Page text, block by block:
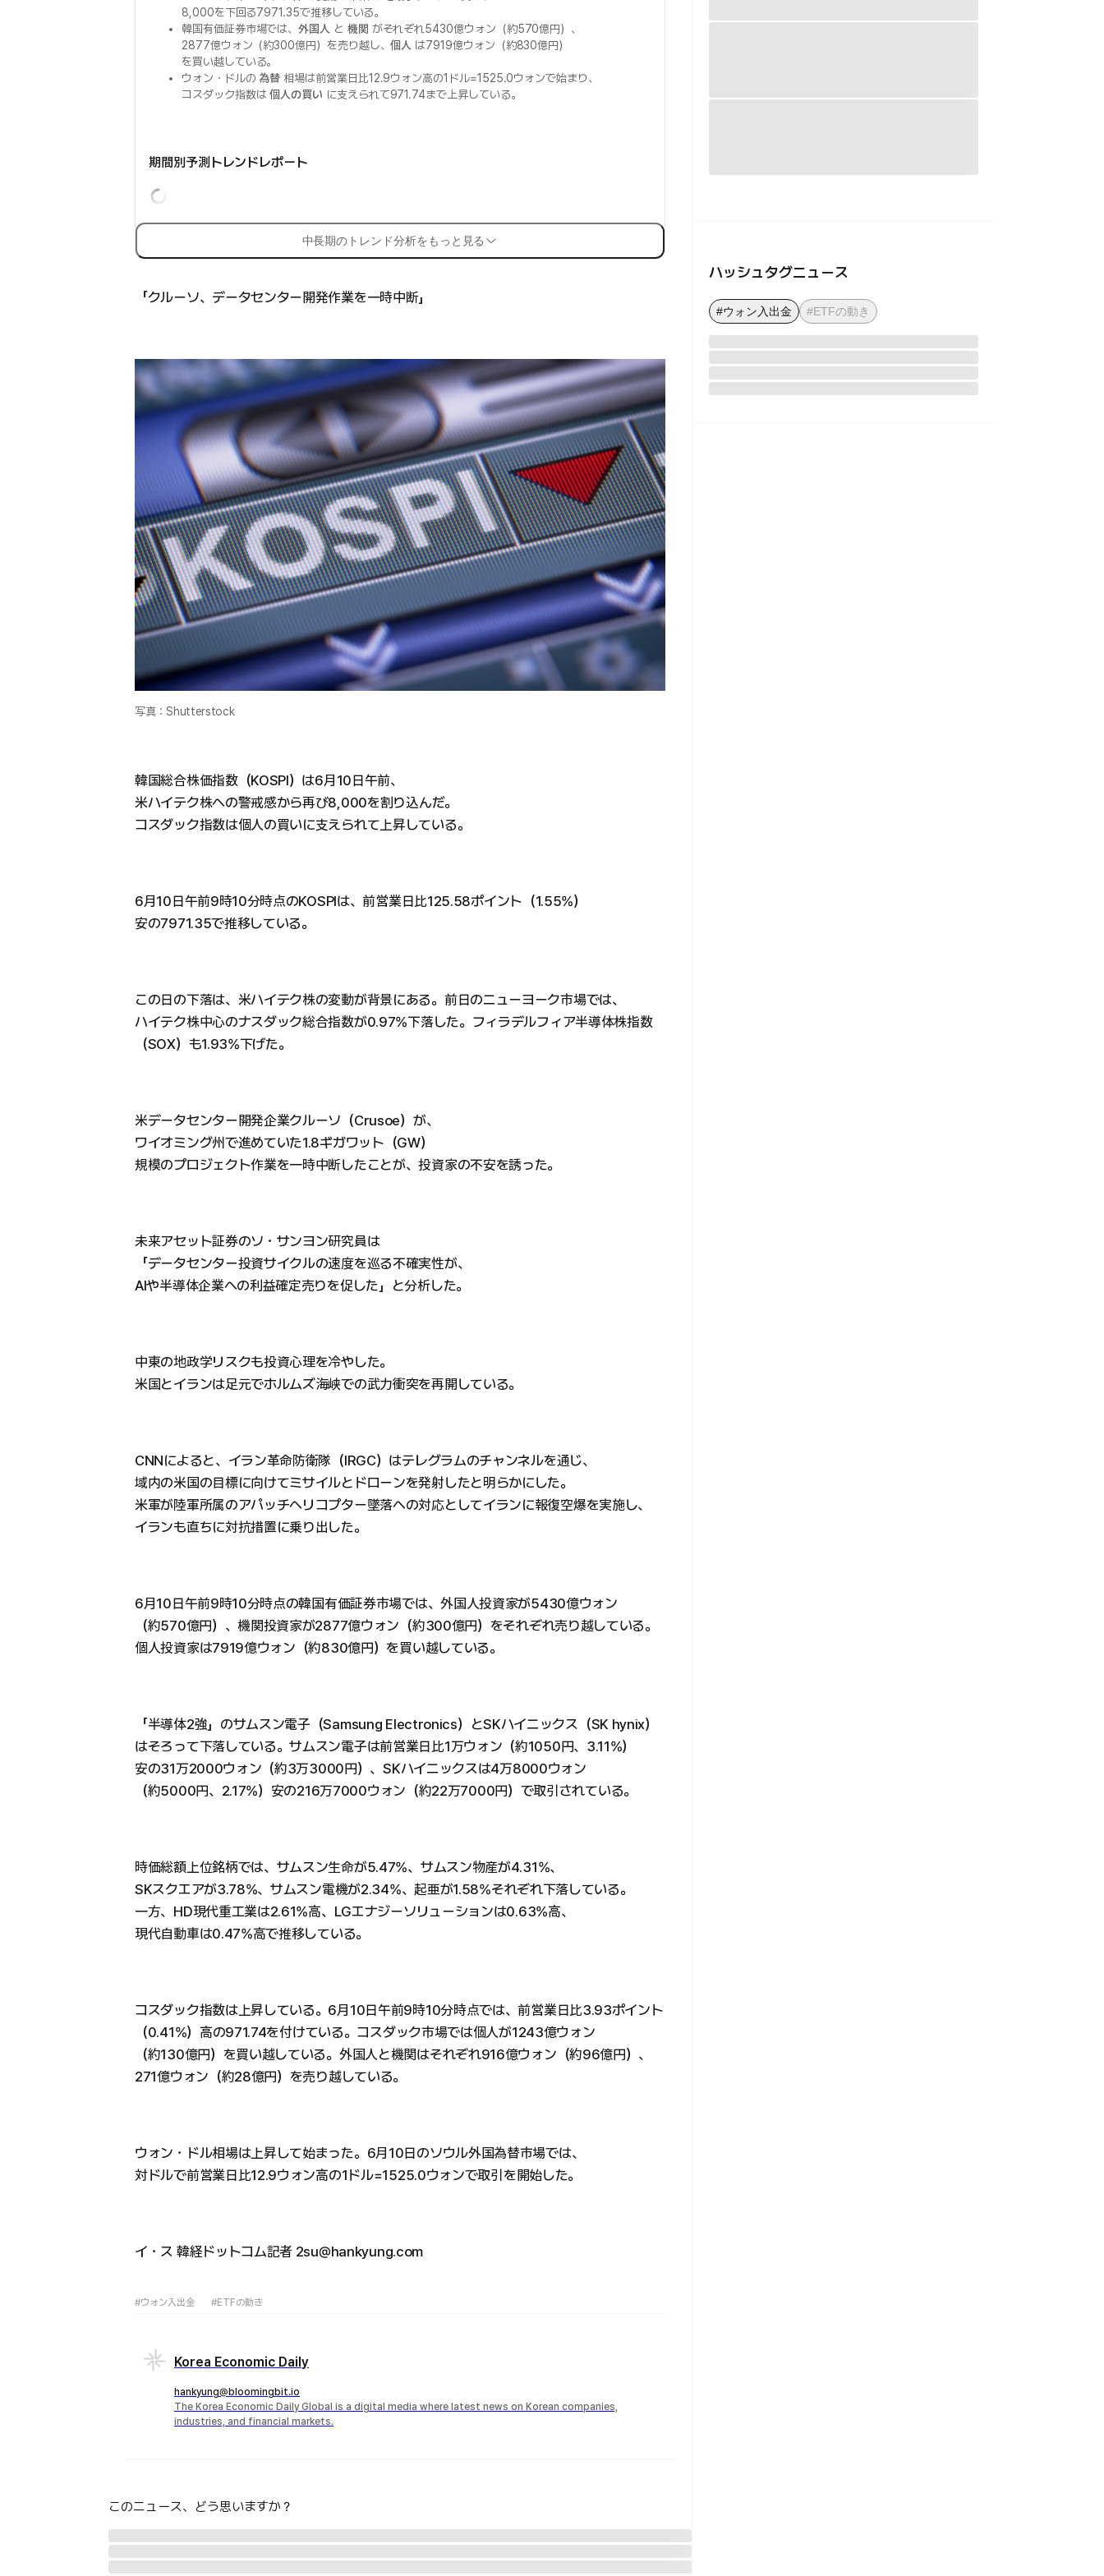
8,000を下回る7971.35で推移している。
韓国有価証券市場では、外国人 と 機関 がそれぞれ5430億ウォン（約570億円）、
2877億ウォン（約300億円）を売り越し、個人 は7919億ウォン（約830億円）
を買い越している。
ウォン・ドルの為替 相場は前営業日比12.9ウォン高の1ドル=1525.0ウォンで始まり、
コスダック指数は個人の買い に支えられて971.74まで上昇している。
期間別予測トレンドレポート
中長期のトレンド分析をもっと見る
「クルーソ、データセンター開発作業を一時中断」
写真：Shutterstock
韓国総合株価指数（KOSPI）は6月10日午前、
米ハイテク株への警戒感から再び8,000を割り込んだ。
コスダック指数は個人の買いに支えられて上昇している。
6月10日午前9時10分時点のKOSPIは、前営業日比125.58ポイント（1.55%）
安の7971.35で推移している。
この日の下落は、米ハイテク株の変動が背景にある。前日のニューヨーク市場では、
ハイテク株中心のナスダック総合指数が0.97%下落した。フィラデルフィア半導体株指数
（SOX）も1.93%下げた。
米データセンター開発企業クルーソ（Crusoe）が、
ワイオミング州で進めていた1.8ギガワット（GW）
規模のプロジェクト作業を一時中断したことが、投資家の不安を誘った。
未来アセット証券のソ・サンヨン研究員は
「データセンター投資サイクルの速度を巡る不確実性が、
AIや半導体企業への利益確定売りを促した」と分析した。
中東の地政学リスクも投資心理を冷やした。
米国とイランは足元でホルムズ海峡での武力衝突を再開している。
CNNによると、イラン革命防衛隊（IRGC）はテレグラムのチャンネルを通じ、
域内の米国の目標に向けてミサイルとドローンを発射したと明らかにした。
米軍が陸軍所属のアパッチヘリコプター墜落への対応としてイランに報復空爆を実施し、
イランも直ちに対抗措置に乗り出した。
6月10日午前9時10分時点の韓国有価証券市場では、外国人投資家が5430億ウォン
（約570億円）、機関投資家が2877億ウォン（約300億円）をそれぞれ売り越している。
個人投資家は7919億ウォン（約830億円）を買い越している。
「半導体2強」のサムスン電子（Samsung Electronics）とSKハイニックス（SK hynix）
はそろって下落している。サムスン電子は前営業日比1万ウォン（約1050円、3.11%）
安の31万2000ウォン（約3万3000円）、SKハイニックスは4万8000ウォン
（約5000円、2.17%）安の216万7000ウォン（約22万7000円）で取引されている。
時価総額上位銘柄では、サムスン生命が5.47%、サムスン物産が4.31%、
SKスクエアが3.78%、サムスン電機が2.34%、起亜が1.58%それぞれ下落している。
一方、HD現代重工業は2.61%高、LGエナジーソリューションは0.63%高、
現代自動車は0.47%高で推移している。
コスダック指数は上昇している。6月10日午前9時10分時点では、前営業日比3.93ポイント
（0.41%）高の971.74を付けている。コスダック市場では個人が1243億ウォン
（約130億円）を買い越している。外国人と機関はそれぞれ916億ウォン（約96億円）、
271億ウォン（約28億円）を売り越している。
ウォン・ドル相場は上昇して始まった。6月10日のソウル外国為替市場では、
対ドルで前営業日比12.9ウォン高の1ドル=1525.0ウォンで取引を開始した。
イ・ス 韓経ドットコム記者 2su@hankyung.com
#ウォン入出金 #ETFの動き
Korea Economic Daily
hankyung@bloomingbit.io
The Korea Economic Daily Global is a digital media where latest news on Korean companies,
industries, and financial markets.
このニュース、どう思いますか？
ハッシュタグニュース
#ウォン入出金 #ETFの動き